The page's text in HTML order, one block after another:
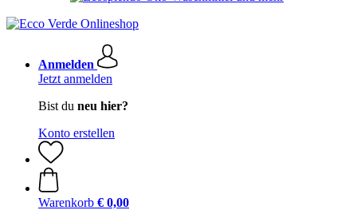
Anmelden
Jetzt anmelden
Bist du neu hier?
Konto erstellen
Warenkorb € 0,00